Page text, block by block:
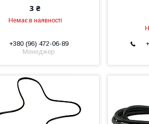
3 ₴
Немає в наявності
+380 (96) 472-06-89
Менеджер